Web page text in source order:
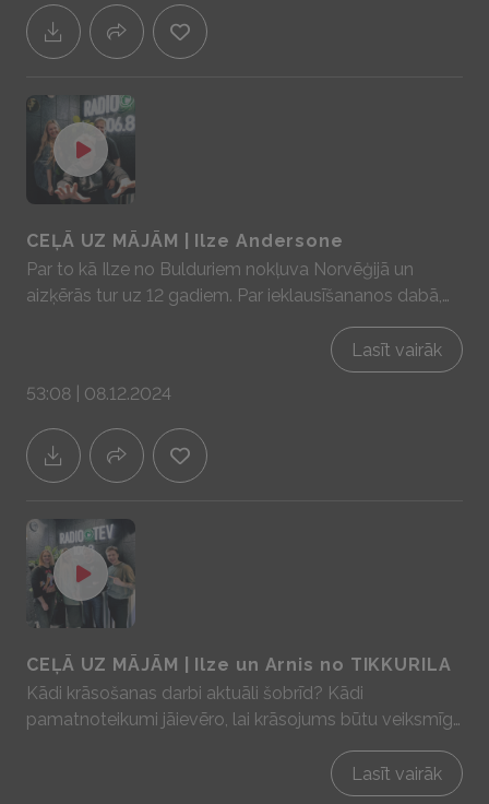
CEĻĀ UZ MĀJĀM | Ilze Andersone
Par to kā Ilze no Bulduriem nokļuva Norvēģijā un
aizķērās tur uz 12 gadiem. Par ieklausīšananos dabā,
par ēdamā meža ierīkošanu Ilzes saimniecībā "Saules
krasts", par pašapkalpošanās veikaliņu Mālpilī un par
to, kuriem darbiem darzā šobrīd ir īstais laiks!
Sadarbībā ar YIT Latvija - mājas prātam un sajūtām!
www.yit.lv
Lasīt vairāk
53:08 | 08.12.2024
CEĻĀ UZ MĀJĀM | Ilze un Arnis no TIKKURILA
Kādi krāsošanas darbi aktuāli šobrīd? Kādi
pamatnoteikumi jāievēro, lai krāsojums būtu veiksmīgs
un ilgmūžīgs? Kādi jaunumi krāsu pasaulē? Par to visu
Lasīt vairāk